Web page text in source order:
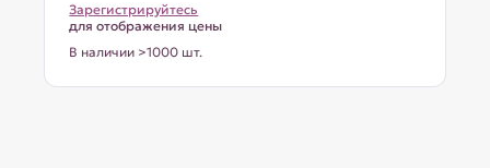
Зарегистрируйтесь
для отображения цены
В наличии >1000 шт.